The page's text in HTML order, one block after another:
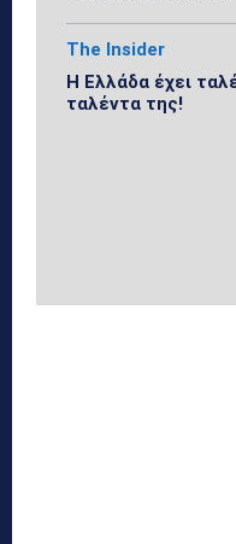
The Insider
Η Ελλάδα έχει
ταλέντα της!